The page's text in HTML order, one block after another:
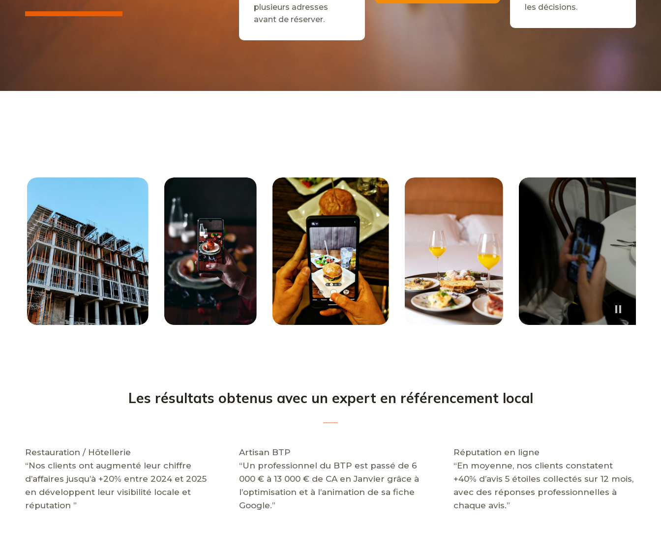
plusieurs adresses
avant de réserver.
les décisions.
Les résultats obtenus avec un expert en référencement local
Restauration / Hôtellerie
“Nos clients ont augmenté leur chiffre
d’affaires jusqu’à +20% entre 2024 et 2025
en développent leur visibilité locale et
réputation ”
Artisan BTP
“Un professionnel du BTP est passé de 6
000 € à 13 000 € de CA en Janvier grâce à
l’optimisation et à l’animation de sa fiche
Google.”
Réputation en ligne
“En moyenne, nos clients constatent
+40% d’avis 5 étoiles collectés sur 12 mois,
avec des réponses professionnelles à
chaque avis.”